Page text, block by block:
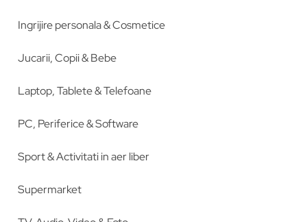
Ingrijire personala & Cosmetice
Jucarii, Copii & Bebe
Laptop, Tablete & Telefoane
PC, Periferice & Software
Sport & Activitati in aer liber
Supermarket